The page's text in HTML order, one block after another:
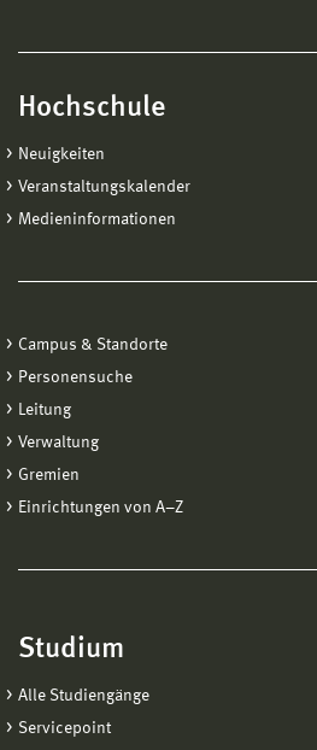
Hochschule
Neuigkeiten
Veranstaltungskalender
Medieninformationen
Campus & Standorte
Personensuche
Leitung
Verwaltung
Gremien
Einrichtungen von A−Z
Studium
Alle Studiengänge
Servicepoint